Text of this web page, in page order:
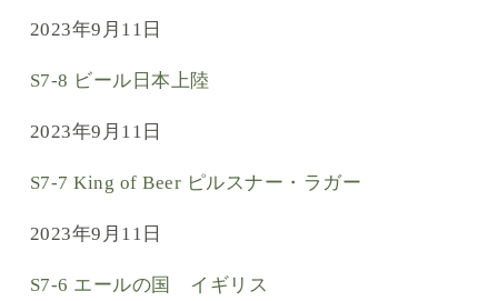
2023年9月11日
S7-8 ビール日本上陸
2023年9月11日
S7-7 King of Beer ピルスナー・ラガー
2023年9月11日
S7-6 エールの国 イギリス